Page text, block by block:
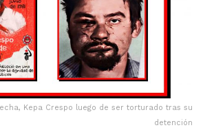
Kepa Crespo luego de ser torturado tras su
detención